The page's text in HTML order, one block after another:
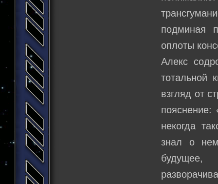
подминая
оплоты
Алекс
тотальной
взгляд от
некогда
знал о